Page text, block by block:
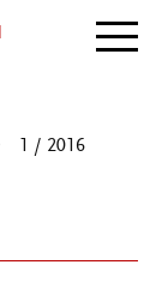
1 / 2016